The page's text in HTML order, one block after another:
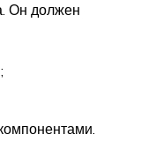
Он должен